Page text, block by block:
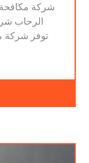
الرحاب
توفر شركة